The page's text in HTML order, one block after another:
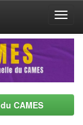
CAMES